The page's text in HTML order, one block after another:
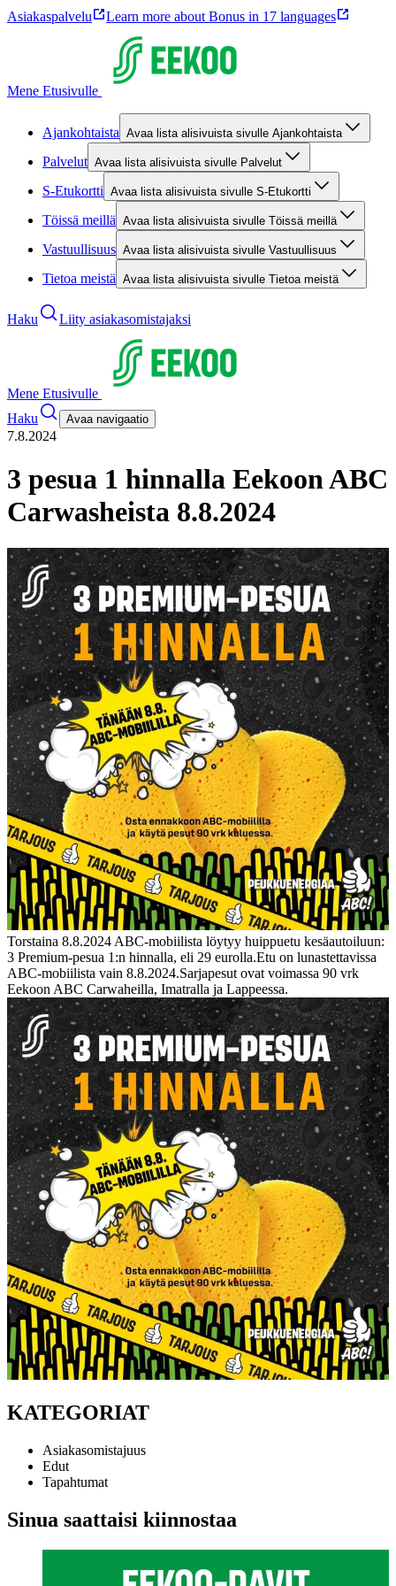
Asiakaspalvelu Learn more about Bonus in 17 languages
Mene Etusivulle
Ajankohtaista Avaa lista alisivuista sivulle Ajankohtaista
Palvelut Avaa lista alisivuista sivulle Palvelut
S-Etukortti Avaa lista alisivuista sivulle S-Etukortti
Töissä meillä Avaa lista alisivuista sivulle Töissä meillä
Vastuullisuus Avaa lista alisivuista sivulle Vastuullisuus
Tietoa meistä Avaa lista alisivuista sivulle Tietoa meistä
Haku Liity asiakasomistajaksi
Mene Etusivulle
Haku
Avaa navigaatio
7.8.2024
3 pesua 1 hinnalla Eekoon ABC
Carwasheista 8.8.2024
Torstaina 8.8.2024 ABC-mobiilista löytyy huippuetu kesäautoiluun:
3 Premium-pesua 1:n hinnalla, eli 29 eurolla.Etu on lunastettavissa
ABC-mobiilista vain 8.8.2024.Sarjapesut ovat voimassa 90 vrk
Eekoon ABC Carwaheilla, Imatralla ja Lappeessa.
KATEGORIAT
Asiakasomistajuus
Edut
Tapahtumat
Sinua saattaisi kiinnostaa